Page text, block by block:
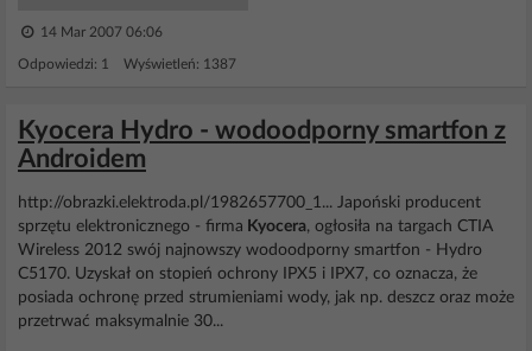
14 Mar 2007 06:06
Odpowiedzi: 1 Wyświetleń: 1387
Kyocera Hydro - wodoodporny smartfon z
Androidem
http://obrazki.elektroda.pl/1982657700_1... Japoński producent
sprzętu elektronicznego - firma Kyocera, ogłosiła na targach CTIA
Wireless 2012 swój najnowszy wodoodporny smartfon - Hydro
C5170. Uzyskał on stopień ochrony IPX5 i IPX7, co oznacza, że
posiada ochronę przed strumieniami wody, jak np. deszcz oraz może
przetrwać maksymalnie 30...